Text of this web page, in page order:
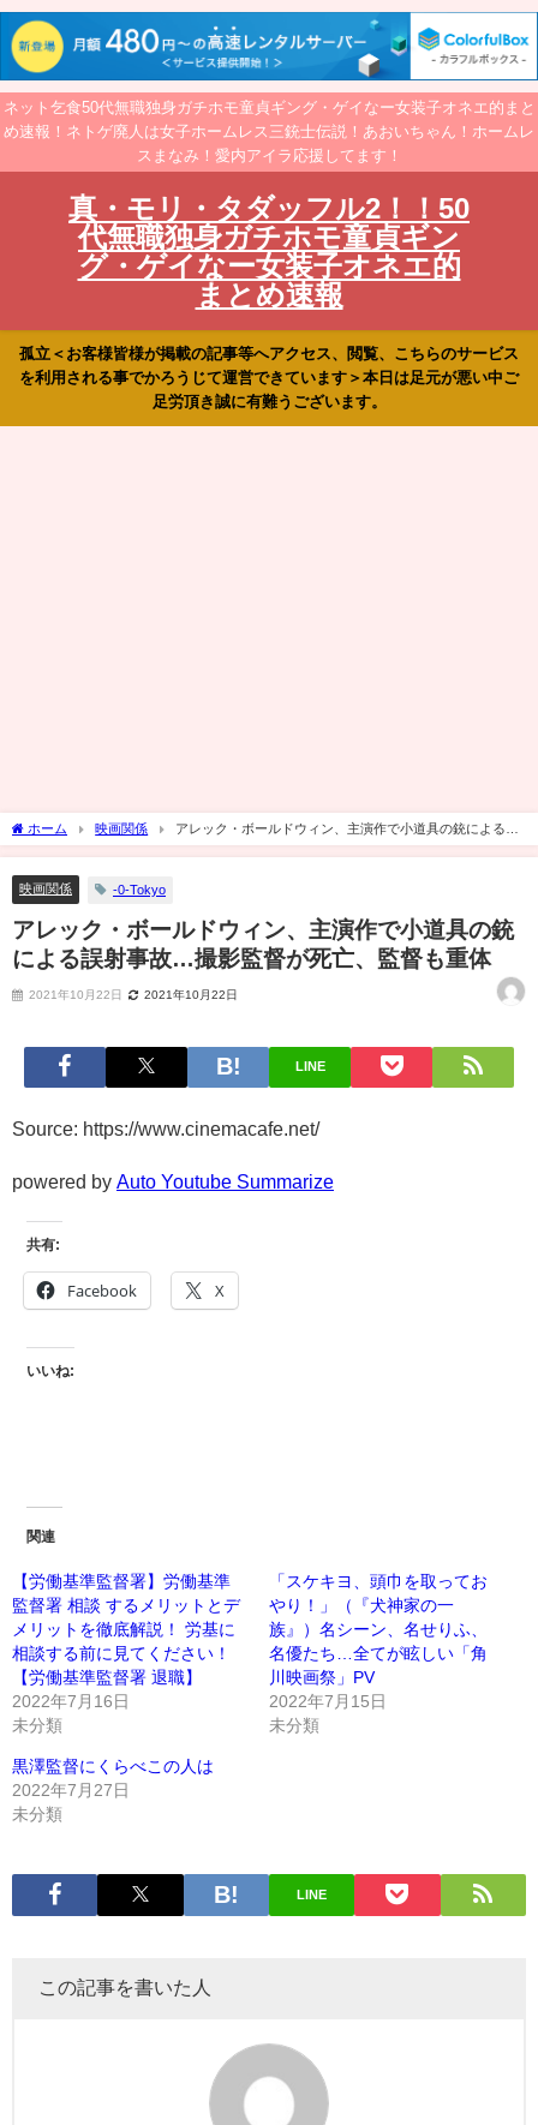
ネット乞食50代無職独身ガチホモ童貞ギング・ゲイなー女装子オネエ的まと
め速報！ネトゲ廃人は女子ホームレス三銃士伝説！あおいちゃん！ホームレ
スまなみ！愛内アイラ応援してます！
真・モリ・タダッフル2！！50
代無職独身ガチホモ童貞ギン
グ・ゲイなー女装子オネエ的
まとめ速報
孤立＜お客様皆様が掲載の記事等へアクセス、閲覧、こちらのサービス
を利用される事でかろうじて運営できています＞本日は足元が悪い中ご
足労頂き誠に有難うございます。
ホーム 映画関係
アレック・ボールドウィン、主演作で小道具の銃による誤
射事故…撮影監督が死亡、監督も重体
映画関係 -0-Tokyo
アレック・ボールドウィン、主演作で小道具の銃
による誤射事故…撮影監督が死亡、監督も重体
2021年10月22日 2021年10月22日
LINE
Source: https://www.cinemacafe.net/
powered by Auto Youtube Summarize
共有:
Facebook X
いいね:
関連
【労働基準監督署】労働基準
監督署 相談 するメリットとデ
メリットを徹底解説！ 労基に
相談する前に見てください！
【労働基準監督署 退職】
2022年7月16日
未分類
「スケキヨ、頭巾を取ってお
やり！」（『犬神家の一
族』）名シーン、名せりふ、
名優たち…全てが眩しい「角
川映画祭」PV
2022年7月15日
未分類
黒澤監督にくらべこの人は
2022年7月27日
未分類
LINE
この記事を書いた人